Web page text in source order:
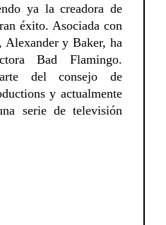
ya la creadora de
éxito. Asociada con
Alexander y Baker, ha
Bad Flamingo.
del consejo de
y actualmente
serie de televisión